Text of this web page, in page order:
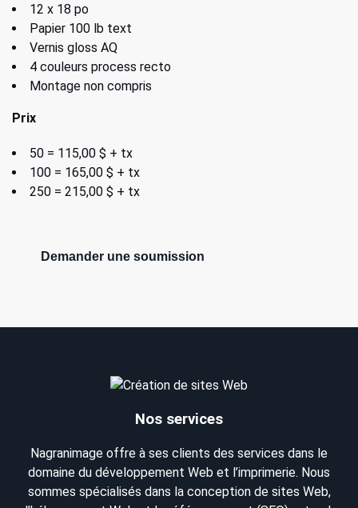
12 x 18 po
Papier 100 lb text
Vernis gloss AQ
4 couleurs process recto
Montage non compris
Prix
50 = 115,00 $ + tx
100 = 165,00 $ + tx
250 = 215,00 $ + tx
Demander une soumission
Nos services
Nagranimage offre à ses clients des services dans le
domaine du développement Web et l’imprimerie. Nous
sommes spécialisés dans la conception de sites Web,